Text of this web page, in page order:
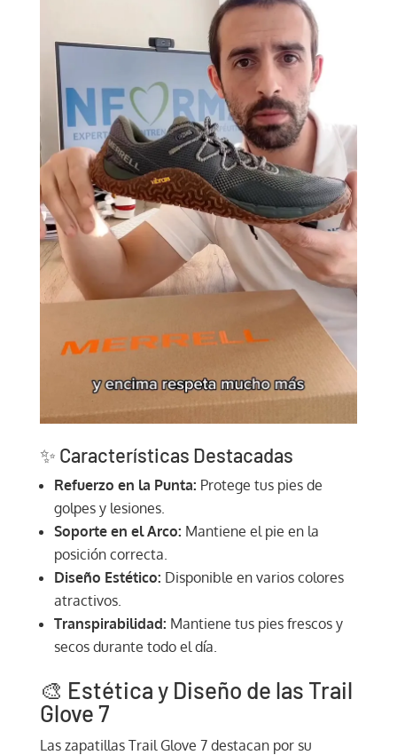
✨ Características Destacadas
Refuerzo en la Punta: Protege tus pies de
golpes y lesiones.
Soporte en el Arco: Mantiene el pie en la
posición correcta.
Diseño Estético: Disponible en varios colores
atractivos.
Transpirabilidad: Mantiene tus pies frescos y
secos durante todo el día.
🎨 Estética y Diseño de las Trail
Glove 7
Las zapatillas Trail Glove 7 destacan por su